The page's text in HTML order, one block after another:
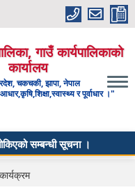
गाउँ कार्यपालिकाको
कार्यालय
चकचकी, झापा, नेपाल
र पूर्वाधार ।"
सम्बन्धी सूचना ।